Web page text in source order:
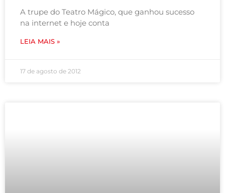
A trupe do Teatro Mágico, que ganhou sucesso
na internet e hoje conta
LEIA MAIS »
17 de agosto de 2012